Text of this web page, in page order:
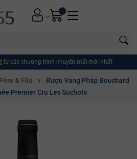
từ các chương trình khuyến mãi mới nhất
& Fils
Rượu Vang Pháp Bouchard
Premier Cru Les Suchots